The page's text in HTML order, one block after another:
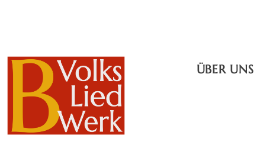
ÜBER UNS